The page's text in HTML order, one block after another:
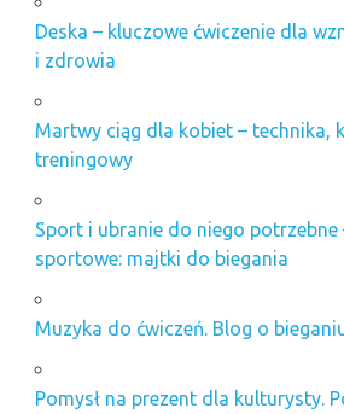
Deska – kluczowe ćwiczenie dla
i zdrowia
Martwy ciąg dla kobiet – technika,
treningowy
Sport i ubranie do niego potrzebne
sportowe: majtki do biegania
Muzyka do ćwiczeń. Blog o
Pomysł na prezent dla kulturysty.